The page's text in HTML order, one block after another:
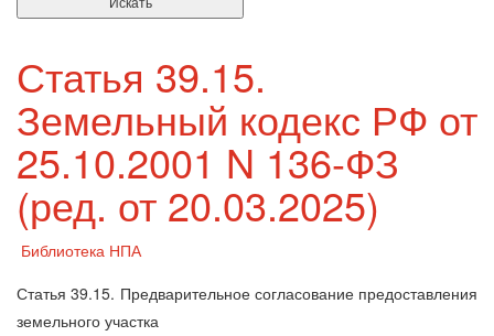
Статья 39.15.
Земельный кодекс РФ от
25.10.2001 N 136-ФЗ
(ред. от 20.03.2025)
Библиотека НПА
Статья 39.15. Предварительное согласование предоставления
земельного участка